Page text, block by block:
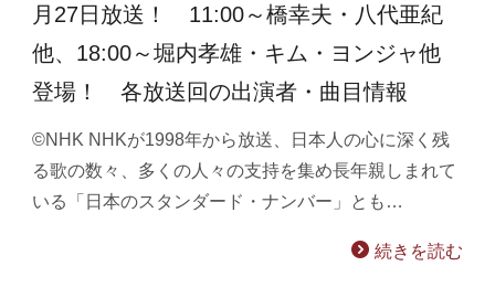
月27日放送！ 11:00～橋幸夫・八代亜紀
他、18:00～堀内孝雄・キム・ヨンジャ他
登場！ 各放送回の出演者・曲目情報
©NHK NHKが1998年から放送、日本人の心に深く残
る歌の数々、多くの人々の支持を集め長年親しまれて
いる「日本のスタンダード・ナンバー」とも…
続きを読む